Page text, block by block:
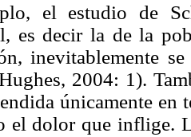
el estudio de
es decir la de la
inevitablemente
2004: 1).
únicamente en
el dolor que inflige.